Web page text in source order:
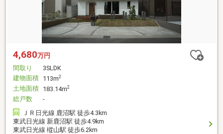
4,680万円
間取り
3SLDK
建物面積 113m2
土地面積 183.14m2
総戸数
-
ＪＲ日光線 鹿沼駅 徒歩4.3km
東武日光線 新鹿沼駅 徒歩4.9km
東武日光線 樅山駅 徒歩6.2km